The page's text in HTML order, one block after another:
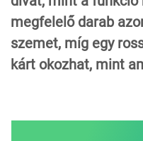
megfelelő darab
szemet, míg egy
kárt okozhat, mint